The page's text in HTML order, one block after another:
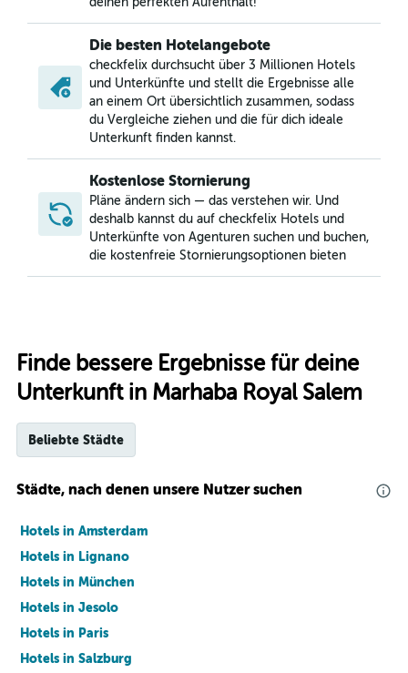
Die besten Hotelangebote
checkfelix durchsucht über 3 Millionen Hotels
und Unterkünfte und stellt die Ergebnisse alle
an einem Ort übersichtlich zusammen, sodass
du Vergleiche ziehen und die für dich ideale
Unterkunft finden kannst.
Kostenlose Stornierung
Pläne ändern sich — das verstehen wir. Und
deshalb kannst du auf checkfelix Hotels und
Unterkünfte von Agenturen suchen und buchen,
die kostenfreie Stornierungsoptionen bieten
Finde bessere Ergebnisse für deine
Unterkunft in Marhaba Royal Salem
Beliebte Städte
Städte, nach denen unsere Nutzer suchen
Hotels in Amsterdam
Hotels in Lignano
Hotels in München
Hotels in Jesolo
Hotels in Paris
Hotels in Salzburg